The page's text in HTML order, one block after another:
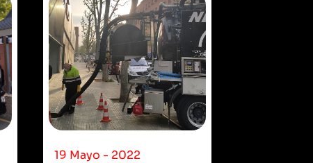
19 Mayo - 2022